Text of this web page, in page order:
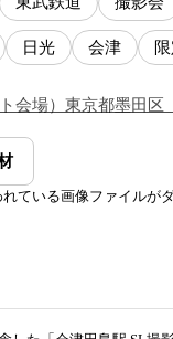
日光 会津
会場） 東京都墨田区
ている画像ファイルが